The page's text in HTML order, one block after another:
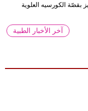
بقصّة الكورسيه العلوية
آخر الأخبار الطبية